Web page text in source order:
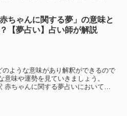
赤ちゃんに関する夢」の意味と
【夢占い】占い師が解説
のような意味があり解釈ができるので
味や運勢を見ていきましょう。
赤ちゃんに関する夢占いにおいて、